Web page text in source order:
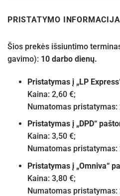
PRISTATYMO INFORMACIJA
Šios prekės išsiuntimo
gavimo): 10 darbo dienų.
Pristatymas į „LP
Kaina: 2,60 €;
Numatomas pristatymas:
Pristatymas į „DPD“
Kaina: 3,50 €;
Numatomas pristatymas:
Pristatymas į „Omniva“
Kaina: 3,80 €;
Numatomas pristatymas: